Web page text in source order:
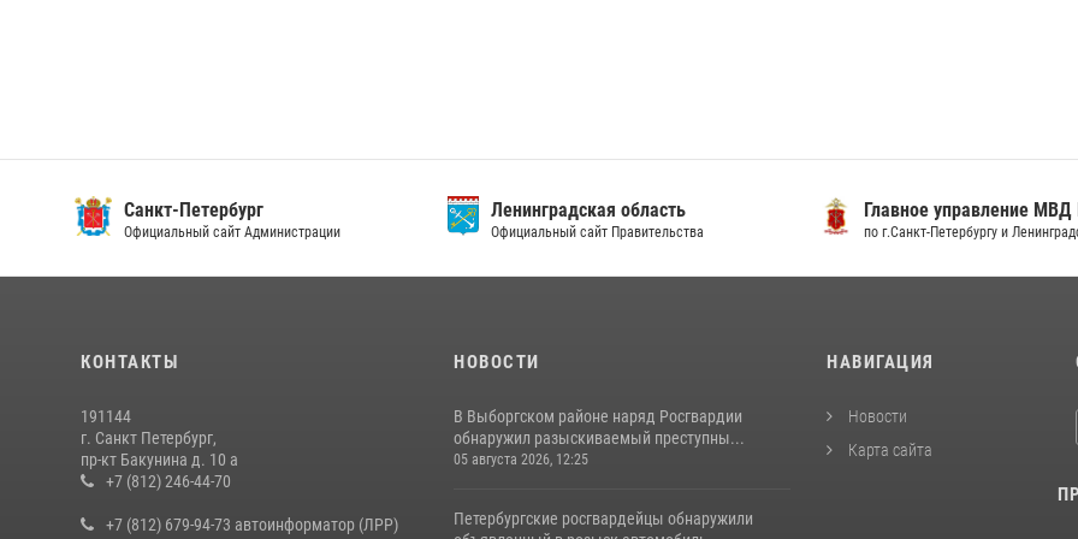
Санкт-Петербург
Официальный сайт Администрации
Ленинградская область
Официальный сайт Правительства
Главное управление МВД
по г.Санкт-Петербургу и
КОНТАКТЫ
191144
г. Санкт Петербург,
пр-кт Бакунина д. 10 а
+7 (812) 246-44-70
+7 (812) 679-94-73 автоинформатор (ЛРР)
НОВОСТИ
В Выборгском районе наряд Росгвардии
обнаружил разыскиваемый преступны...
05 августа 2026, 12:25
Петербургские росгвардейцы обнаружили
НАВИГАЦИЯ
Новости
Карта сайта